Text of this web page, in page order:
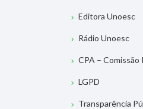
Editora Unoesc
Rádio Unoesc
CPA – Comissão
LGPD
Transparência